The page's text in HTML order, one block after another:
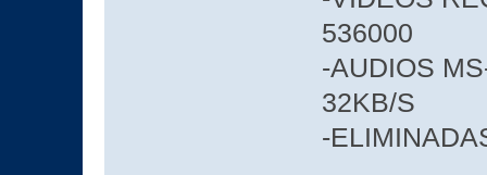
536000
-AUDIOS
32KB/S
-